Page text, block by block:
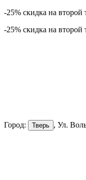
-25% скидка на второй
-25% скидка на второй
Город: Тверь , Ул.